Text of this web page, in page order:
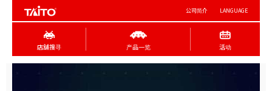
公司简介 LANGUAGE
店舖搜寻 产品一览 活动